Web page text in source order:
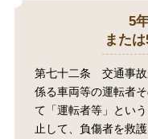
ご依頼者から
無料相談の口コ
5
また
第七十二条 交通事故
係る車両等の運転者
て「運転者等」とい
止して、負傷者を救